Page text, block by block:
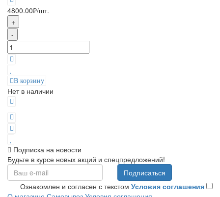
4800.00₽/шт.
+
-
В корзину
Нет в наличии
Подписка на новости
Будьте в курсе новых акций и спецпредложений!
Подписаться
Ознакомлен и согласен с текстом Условия соглашения